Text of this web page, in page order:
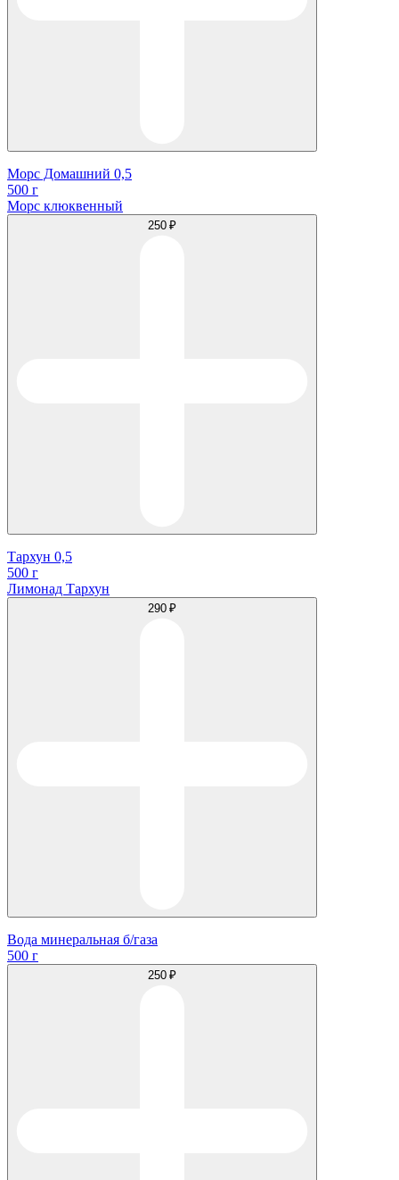
Морс Домашний 0,5
500 г
Морс клюквенный
250 ₽
Тархун 0,5
500 г
Лимонад Тархун
290 ₽
Вода минеральная б/газа
500 г
250 ₽